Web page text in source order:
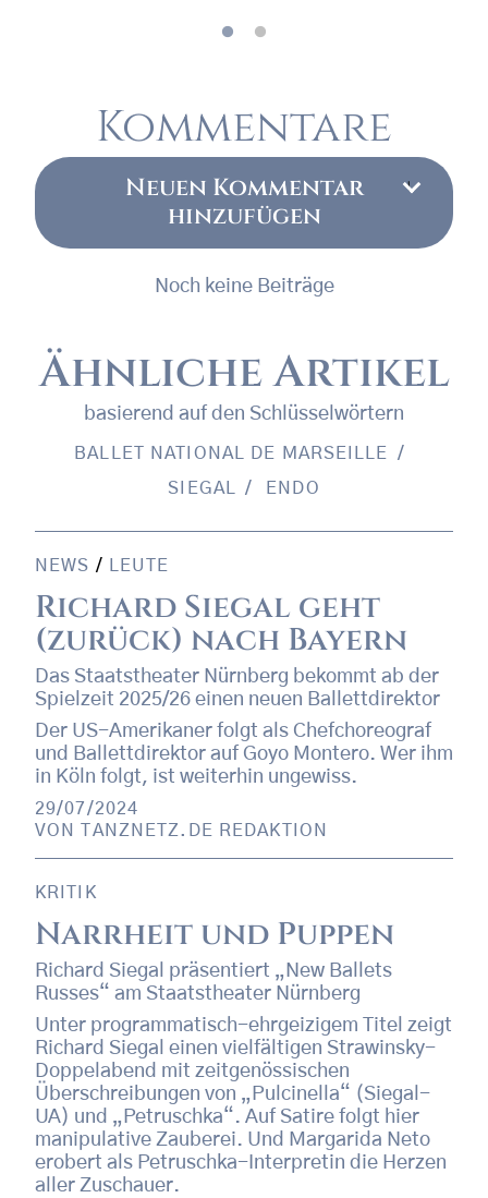
Kommentare
Neuen Kommentar
hinzufügen
Noch keine Beiträge
Ähnliche Artikel
basierend auf den Schlüsselwörtern
BALLET NATIONAL DE MARSEILLE
SIEGAL
ENDO
NEWS / LEUTE
Richard Siegal geht
(zurück) nach Bayern
Das Staatstheater Nürnberg bekommt ab der
Spielzeit 2025/26 einen neuen Ballettdirektor
Der US-Amerikaner folgt als Chefchoreograf
und Ballettdirektor auf Goyo Montero. Wer ihm
in Köln folgt, ist weiterhin ungewiss.
29/07/2024
VON
TANZNETZ.DE REDAKTION
KRITIK
Narrheit und Puppen
Richard Siegal präsentiert „New Ballets
Russes“ am Staatstheater Nürnberg
Unter programmatisch-ehrgeizigem Titel zeigt
Richard Siegal einen vielfältigen Strawinsky-
Doppelabend mit zeitgenössischen
Überschreibungen von „Pulcinella“ (Siegal-
UA) und „Petruschka“. Auf Satire folgt hier
manipulative Zauberei. Und Margarida Neto
erobert als Petruschka-Interpretin die Herzen
aller Zuschauer.